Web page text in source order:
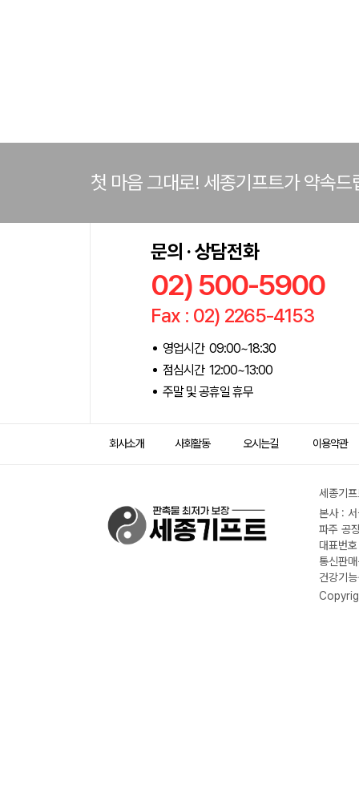
첫 마음 그대로! 세종기프트가 약속드
문의 · 상담전화
02) 500-5900
Fax : 02) 2265-4153
영업시간 09:00~18:30
점심시간 12:00~13:00
주말 및 공휴일 휴무
회사소개 사회활동 오시는길 이용약관
세종기
본사 :
파주 공
대표번
통신판
건강기